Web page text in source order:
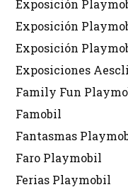
Exposición
Exposición
Exposición
Exposiciones
Family Fun
Famobil
Fantasmas
Faro Playmobil
Ferias Playmobil